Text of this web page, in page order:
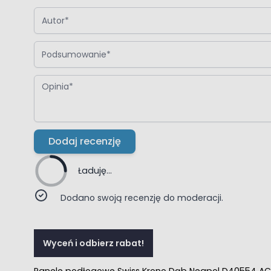
Autor
Podsumowanie
Opinia
Dodaj recenzję
Ładuję...
Dodano swoją recenzję do moderacji.
Wyceń i odbierz rabat!